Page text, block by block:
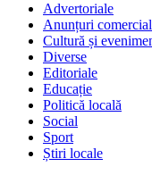
Advertoriale
Anunțuri
Cultură și
Diverse
Editoriale
Educație
Politică locală
Social
Sport
Știri locale